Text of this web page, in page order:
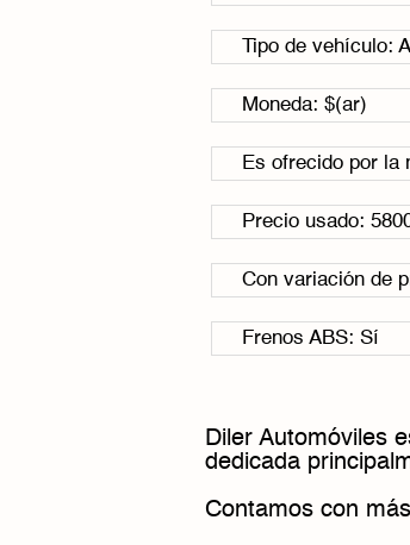
Tipo de vehículo:
Moneda: $(ar)
Es ofrecido por la
Precio usado:
Con variación de
Frenos ABS: Sí
Diler Automóviles
dedicada
Contamos con